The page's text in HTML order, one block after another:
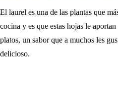
El laurel es una de las plantas que
cocina y es que estas hojas le
platos, un sabor que a muchos les
delicioso.